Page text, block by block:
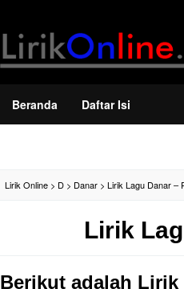
Beranda Daftar Isi
Lirik Online > D > Danar > Lirik Lagu Danar –
Lirik
Berikut adalah